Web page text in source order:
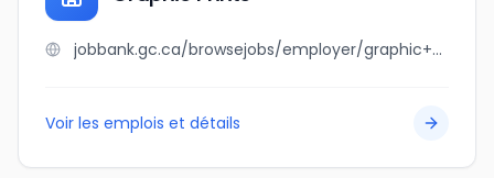
jobbank.gc.ca/browsejobs/employer/graphic+prints/ca
Voir les emplois et détails